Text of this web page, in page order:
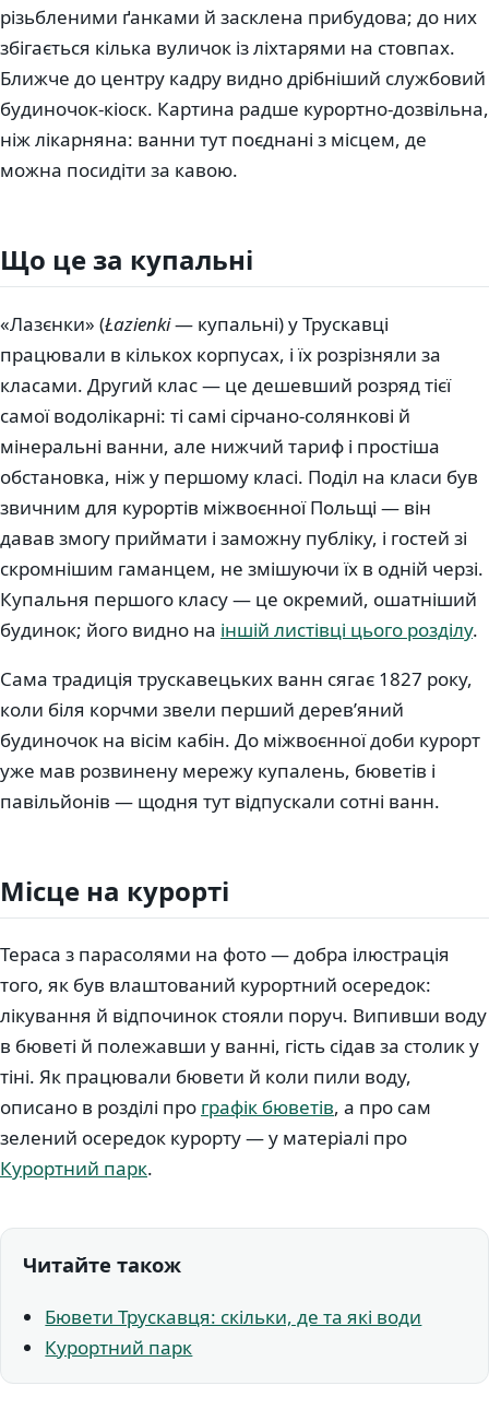
різьбленими ґанками й засклена прибудова; до них
збігається кілька вуличок із ліхтарями на стовпах.
Ближче до центру кадру видно дрібніший службовий
будиночок-кіоск. Картина радше курортно-дозвільна,
ніж лікарняна: ванни тут поєднані з місцем, де
можна посидіти за кавою.
Що це за купальні
«Лазєнки» (Łazienki— купальні) у Трускавці
працювали в кількох корпусах, і їх розрізняли за
класами. Другий клас — це дешевший розряд тієї
самої водолікарні: ті самі сірчано-солянкові й
мінеральні ванни, але нижчий тариф і простіша
обстановка, ніж у першому класі. Поділ на класи був
звичним для курортів міжвоєнної Польщі — він
давав змогу приймати і заможну публіку, і гостей зі
скромнішим гаманцем, не змішуючи їх в одній черзі.
Купальня першого класу — це окремий, ошатніший
будинок; його видно на іншій листівці цього розділу.
Сама традиція трускавецьких ванн сягає 1827 року,
коли біля корчми звели перший дерев’яний
будиночок на вісім кабін. До міжвоєнної доби курорт
уже мав розвинену мережу купалень, бюветів і
павільйонів — щодня тут відпускали сотні ванн.
Місце на курорті
Тераса з парасолями на фото — добра ілюстрація
того, як був влаштований курортний осередок:
лікування й відпочинок стояли поруч. Випивши воду
в бюветі й полежавши у ванні, гість сідав за столик у
тіні. Як працювали бювети й коли пили воду,
описано в розділі про графік бюветів, а про сам
зелений осередок курорту — у матеріалі про
Курортний парк.
Читайте також
Бювети Трускавця: скільки, де та які води
Курортний парк